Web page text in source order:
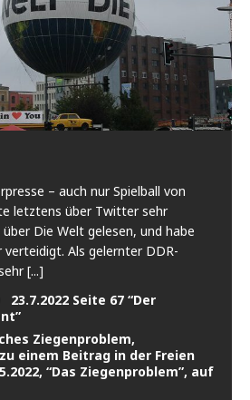
– auch nur Spielball von
letztens über Twitter sehr
Die Welt gelesen, und habe
Als gelernter DDR-
[...]
23.7.2022 Seite 67 “Der
Ziegenproblem,
einem Beitrag in der Freien
“Das Ziegenproblem”, auf